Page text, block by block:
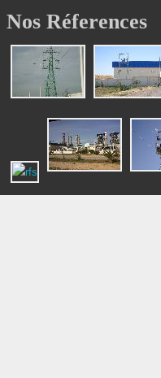
Nos Réferences